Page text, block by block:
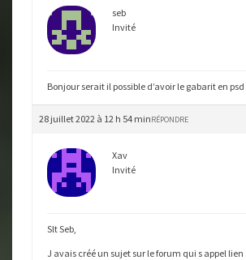
seb
Invité
Bonjour serait il possible d’avoir le gabarit en psd
28 juillet 2022 à 12 h 54 minRÉPONDRE
Xav
Invité
Slt Seb,
J avais créé un sujet sur le forum qui s appel